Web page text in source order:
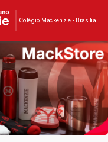
Colégio Mackenzie - Brasília